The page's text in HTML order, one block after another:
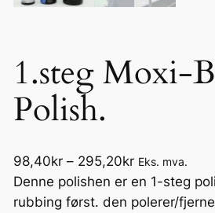
1.steg Moxi-
Polish.
98,40kr – 295,20krP
r
i
Eks. mva.
Denne polishen er en 1-steg
rubbing først. den polerer/